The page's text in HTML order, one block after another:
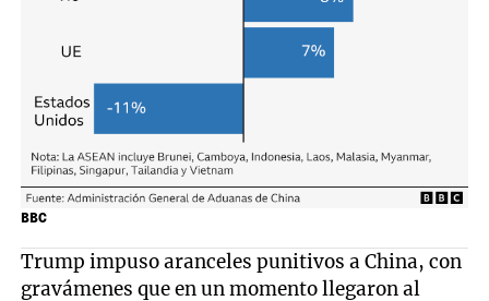
BBC
Trump impuso aranceles punitivos a China, con
gravámenes que en un momento llegaron al